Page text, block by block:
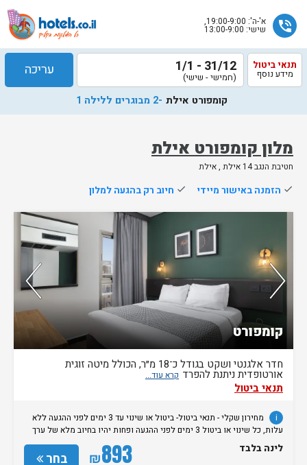
phone_in_talk א'-ה': 19:00-9:00,
שישי: 13:00-9:00
מלון קומפורט אילת
חטיבת הנגב 14 אילת , אילת
תנאי ביטול
מידע נוסף 31/12 - 1/1
(חמישי - שישי) עריכה
קומפורט אילת -2 מבוגרים ללילה 1
done הזמנה באישור מיידי done חיוב רק בהגעה למלון
74% מהאורחים ששהו בחדר אהבו אותו
קומפורט
חדר אלגנטי ושקט בגודל כ־18 מ״ר, הכולל מיטה זוגית
אורטופדית ניתנת להפרד
תנאי ביטול
i
מחירון שקלי - תנאי ביטול- ביטול או שינוי עד 3 ימים לפני ההגעה ללא
עלות, כל שינוי או ביטול 3 ימים לפני ההגעה ופחות יהיו בחיוב מלא של ערך
ההזמנה.
בחר ₪893 לינה בלבד
שלח
בשעות
הפעילות